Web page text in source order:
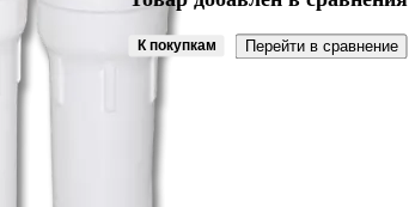
К покупкам Перейти в сравнение